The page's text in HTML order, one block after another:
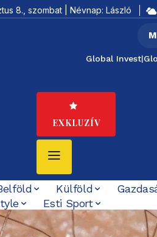
8., szombat | Névnap: László
Global Invest|
EXKLUZÍV
Külföld
Esti Sport